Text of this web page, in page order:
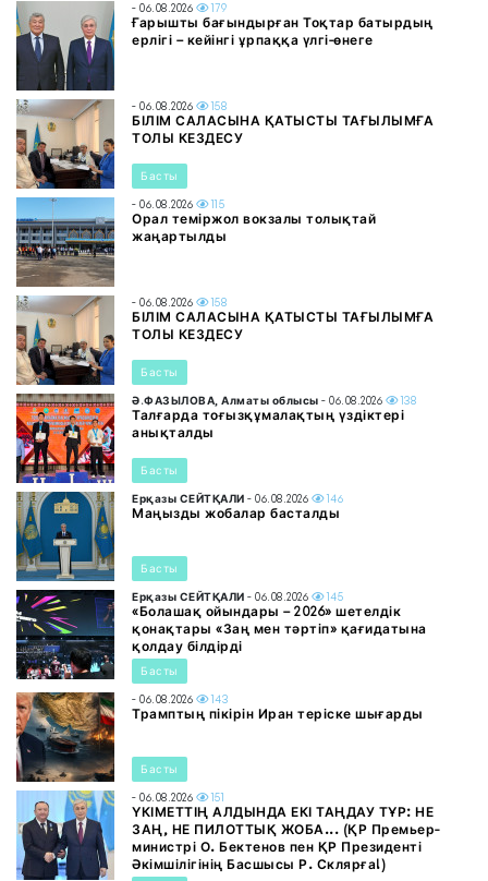
- 06.08.2026 179
Ғарышты бағындырған Тоқтар батырдың
ерлігі – кейінгі ұрпаққа үлгі-өнеге
- 06.08.2026 158
БІЛІМ САЛАСЫНА ҚАТЫСТЫ ТАҒЫЛЫМҒА
ТОЛЫ КЕЗДЕСУ
Басты
- 06.08.2026 115
Орал теміржол вокзалы толықтай
жаңартылды
- 06.08.2026 158
БІЛІМ САЛАСЫНА ҚАТЫСТЫ ТАҒЫЛЫМҒА
ТОЛЫ КЕЗДЕСУ
Басты
Ә.ФАЗЫЛОВА, Алматы облысы - 06.08.2026 138
Талғарда тоғызқұмалақтың үздіктері
анықталды
Басты
Ерқазы СЕЙТҚАЛИ - 06.08.2026 146
Маңызды жобалар басталды
Басты
Ерқазы СЕЙТҚАЛИ - 06.08.2026 145
«Болашақ ойындары – 2026» шетелдік
қонақтары «Заң мен тәртіп» қағидатына
қолдау білдірді
Басты
- 06.08.2026 143
Трамптың пікірін Иран теріске шығарды
Басты
- 06.08.2026 151
ҮКІМЕТТІҢ АЛДЫНДА ЕКІ ТАҢДАУ ТҰР: НЕ
ЗАҢ, НЕ ПИЛОТТЫҚ ЖОБА... (ҚР Премьер-
министрі О. Бектенов пен ҚР Президенті
Әкімшілігінің Басшысы Р. Склярға!)